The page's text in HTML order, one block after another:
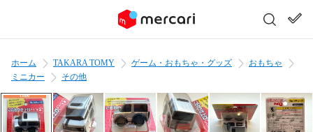
ホーム TAKARA TOMY ゲーム・おもちゃ・グッズ
おもちゃ
ミニカー
その他